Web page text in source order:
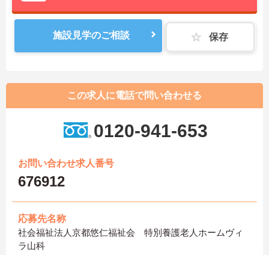
施設見学のご相談 保存
この求人に電話で問い合わせる
0120-941-653
お問い合わせ求人番号
676912
応募先名称
社会福祉法人京都悠仁福祉会 特別養護老人ホームヴィ
ラ山科